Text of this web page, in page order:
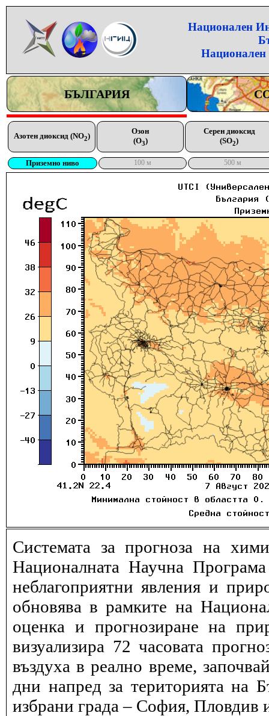
Национален
Национален
БЪЛГАРИЯ
Азотен диоксид (NO2)
Озон
(O3)
Серен диоксид
(SO2)
Приземно ниво 100 м 500 м
Системата за прогноза на
Националната Научна
неблагоприятни явления и
обновява в рамките на
оценка и прогнозиране на
визуализира 72 часовата
въздуха в реално време,
дни напред за територията на
избрани града – София, Пловдив